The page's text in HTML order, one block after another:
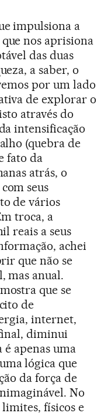
impulsiona a
nos aprisiona
das duas
a saber, o
por um lado
de explorar o
através do
intensificação
(quebra de
fato da
atrás, o
seus
de vários
troca, a
reais a seus
achei
que não se
mas anual.
que se
de
internet,
diminui
é apenas uma
lógica que
da força de
No
limites, físicos e